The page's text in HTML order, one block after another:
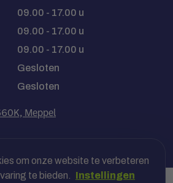
09.00 - 17.00 u
09.00 - 17.00 u
09.00 - 17.00 u
Gesloten
Gesloten
Meppel
om onze website te verbeteren
te bieden.
Instellingen